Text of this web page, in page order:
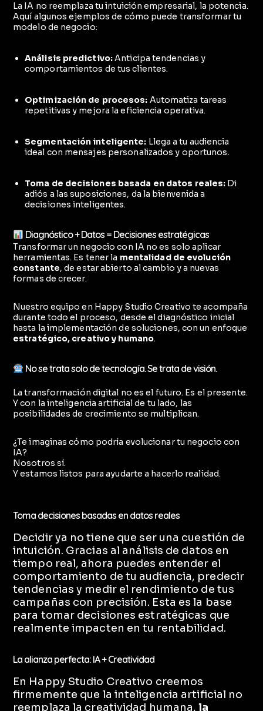
La IA no reemplaza tu intuición empresarial, la potencia.
Aquí algunos ejemplos de cómo puede transformar tu
modelo de negocio:
Análisis predictivo:Anticipa tendencias y
comportamientos de tus clientes.
Optimización de procesos: Automatiza tareas
repetitivas y mejora la eficiencia operativa.
Segmentación inteligente: Llega a tu audiencia
ideal con mensajes personalizados y oportunos.
Toma de decisiones basada en datos reales: Di
adiós a las suposiciones, da la bienvenida a
decisiones inteligentes.
Diagnóstico + Datos = Decisiones estratégicas
Transformar un negocio con IA no es solo aplicar
herramientas. Es tener la mentalidad de evolución
constante, de estar abierto al cambio y a nuevas
formas de crecer.
Nuestro equipo en Happy Studio Creativo te acompaña
durante todo el proceso, desde el diagnóstico inicial
hasta la implementación de soluciones, con un enfoque
estratégico, creativo y humano.
No se trata solo de tecnología. Se trata de visión.
La transformación digital no es el futuro. Es el presente.
Y con la inteligencia artificial de tu lado, las
posibilidades de crecimiento se multiplican.
¿Te imaginas cómo podría evolucionar tu negocio con
IA?
Nosotros sí.
Y estamos listos para ayudarte a hacerlo realidad.
Toma decisiones basadas en datos reales
Decidir ya no tiene que ser una cuestión de
intuición. Gracias al análisis de datos en
tiempo real, ahora puedes entender el
comportamiento de tu audiencia, predecir
tendencias y medir el rendimiento de tus
campañas con precisión. Esta es la base
para tomar decisiones estratégicas que
realmente impacten en tu rentabilidad.
La alianza perfecta: IA + Creatividad
En Happy Studio Creativo creemos
firmemente que la inteligencia artificial no
reemplaza la creatividad humana,la